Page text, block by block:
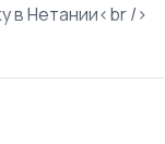
в Нетании<br />